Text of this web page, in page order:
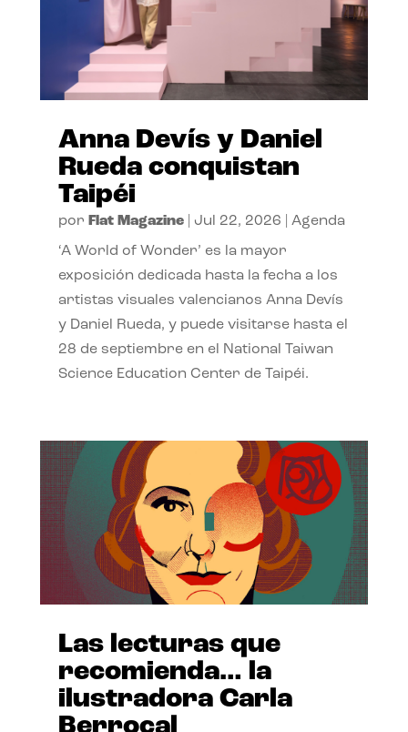
Anna Devís y Daniel
Rueda conquistan
Taipéi
por Flat Magazine| Jul 22, 2026 Agenda
‘A World of Wonder’ es la mayor
exposición dedicada hasta la fecha a los
artistas visuales valencianos Anna Devís
y Daniel Rueda, y puede visitarse hasta el
28 de septiembre en el National Taiwan
Science Education Center de Taipéi.
Las lecturas que
recomienda… la
ilustradora Carla